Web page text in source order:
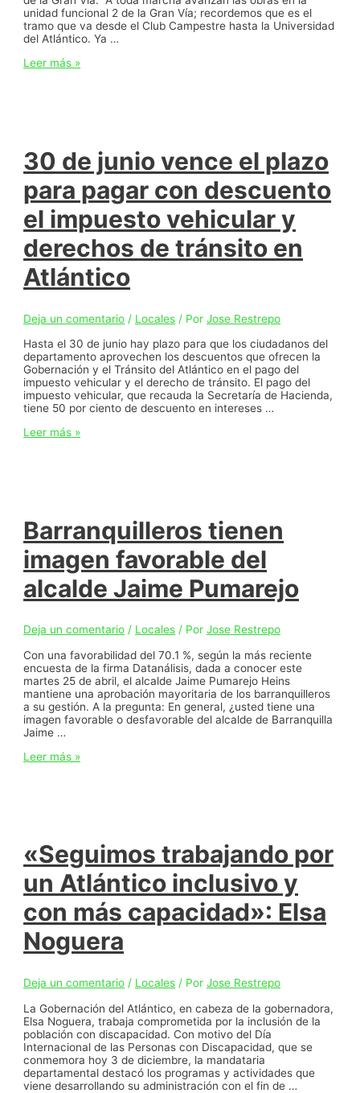
unidad funcional 2 de la Gran Vía; recordemos que es el
tramo que va desde el Club Campestre hasta la Universidad
del Atlántico. Ya …
“Con
avanza
la
unidad
funcional
2
de
la
Gran
Vía”:
Elsa
Noguera
Leer más »
30 de junio vence el plazo
para pagar con descuento
el impuesto vehicular y
derechos de tránsito en
Atlántico
Deja un comentario / Locales / PorJose Restrepo
Hasta el 30 de junio hay plazo para que los ciudadanos del
departamento aprovechen los descuentos que ofrecen la
Gobernación y el Tránsito del Atlántico en el pago del
impuesto vehicular y el derecho de tránsito. El pago del
impuesto vehicular, que recauda la Secretaría de Hacienda,
tiene 50 por ciento de descuento en intereses …
30
pagar
con
descuento
impuesto
vehicular
y
de
tránsito
en
Atlántico
Leer más »
Barranquilleros tienen
imagen favorable del
alcalde Jaime Pumarejo
Deja un comentario / Locales / PorJose Restrepo
Con una favorabilidad del 70.1 %, según la más reciente
encuesta de la firma Datanálisis, dada a conocer este
martes 25 de abril, el alcalde Jaime Pumarejo Heins
mantiene una aprobación mayoritaria de los barranquilleros
a su gestión. A la pregunta: En general, ¿usted tiene una
imagen favorable o desfavorable del alcalde de Barranquilla
Jaime …
Barranquilleros
Pumarejo
Leer más »
«Seguimos trabajando por
un Atlántico inclusivo y
con más capacidad»: Elsa
Noguera
Deja un comentario / Locales / PorJose Restrepo
La Gobernación del Atlántico, en cabeza de la gobernadora,
Elsa Noguera, trabaja comprometida por la inclusión de la
población con discapacidad. Con motivo del Día
Internacional de las Personas con Discapacidad, que se
conmemora hoy 3 de diciembre, la mandataria
departamental destacó los programas y actividades que
viene desarrollando su administración con el fin de …